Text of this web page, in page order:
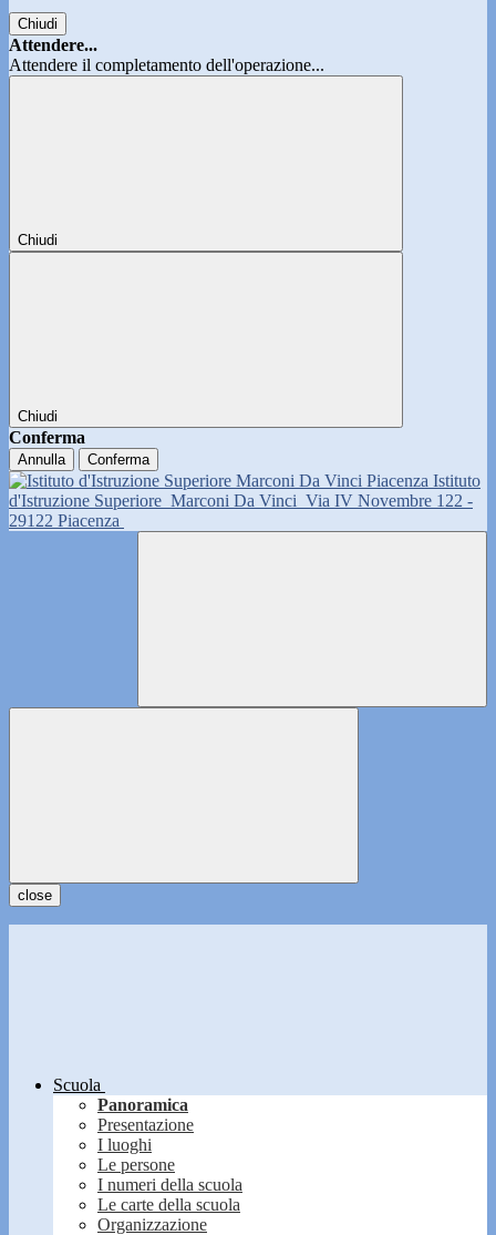
Chiudi
Attendere...
Attendere il completamento dell'operazione...
Chiudi
Chiudi
Conferma
Annulla Conferma
Istituto
d'Istruzione Superiore Marconi Da Vinci Via IV Novembre 122 -
29122 Piacenza
close
Scuola
Panoramica
Presentazione
I luoghi
Le persone
I numeri della scuola
Le carte della scuola
Organizzazione